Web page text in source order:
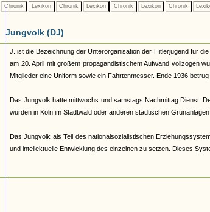
Chronik Lexikon Chronik Lexikon Chronik Lexikon Chronik
Jungvolk (DJ)
J. ist die Bezeichnung der Unterorganisation der Hitlerjugend für
am 20. April mit großem propagandistischem Aufwand vollzogen
Mitglieder eine Uniform sowie ein Fahrtenmesser. Ende 1936
Das Jungvolk hatte mittwochs und samstags Nachmittag Dienst.
wurden in Köln im Stadtwald oder anderen städtischen Grünanlagen
Das Jungvolk als Teil des nationalsozialistischen
und intellektuelle Entwicklung des einzelnen zu setzen. Dieses